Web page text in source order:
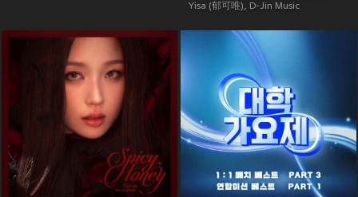
Yisa (郁可唯), D-Jin Music